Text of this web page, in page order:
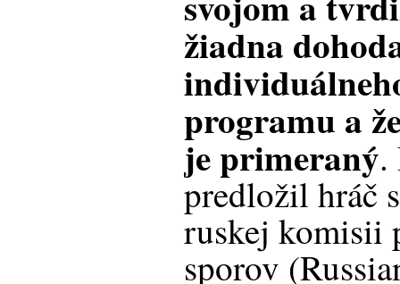
žiadna
programu a
je primeraný.
predložil hráč
ruskej komisii
sporov